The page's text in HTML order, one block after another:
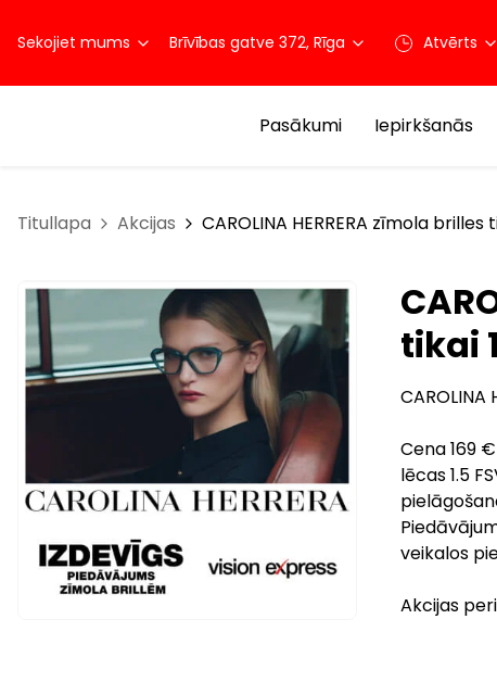
Sekojiet mums Brīvības gatve 372, Rīga Atvērts
Pasākumi Iepirkšanās
Titullapa Akcijas CAROLINA HERRERA zīmola brilles
tikai
CAROLINA
Cena 169
lēcas 1.5
veikalos
Akcijas